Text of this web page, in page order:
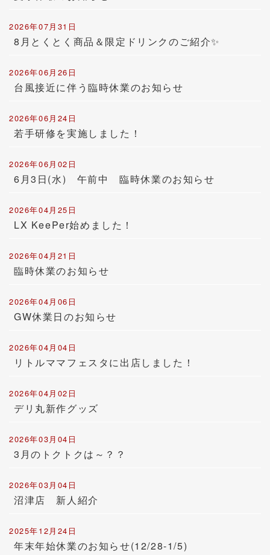
2026年07月31日
8月とくとく商品＆限定ドリンクのご紹介✨
2026年06月26日
台風接近に伴う臨時休業のお知らせ
2026年06月24日
若手研修を実施しました！
2026年06月02日
6月3日(水) 午前中 臨時休業のお知らせ
2026年04月25日
LX KeePer始めました！
2026年04月21日
臨時休業のお知らせ
2026年04月06日
GW休業日のお知らせ
2026年04月04日
リトルママフェスタに出店しました！
2026年04月02日
デリ丸新作グッズ
2026年03月04日
3月のトクトクは～？？
2026年03月04日
沼津店 新人紹介
2025年12月24日
年末年始休業のお知らせ(12/28-1/5)